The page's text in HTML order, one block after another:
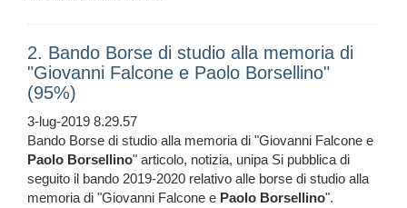
2. Bando Borse di studio alla memoria di
"Giovanni Falcone e Paolo Borsellino"
(95%)
3-lug-2019 8.29.57
Bando Borse di studio alla memoria di "Giovanni Falcone e
Paolo Borsellino" articolo, notizia, unipa Si pubblica di
seguito il bando 2019-2020 relativo alle borse di studio alla
memoria di "Giovanni Falcone e Paolo Borsellino".